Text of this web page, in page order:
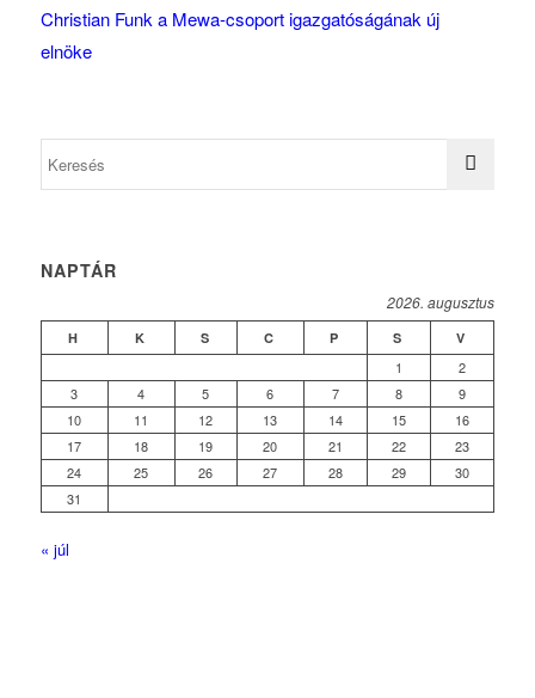
Christian Funk a Mewa-csoport igazgatóságának új
elnöke
NAPTÁR
2026. augusztus
H K S C P S V
1
2
3
4 5 6 7 8
9
10
11 12 13 14 15
16
17
18 19 20 21 22
23
24
25 26 27 28 29
30
31
« júl